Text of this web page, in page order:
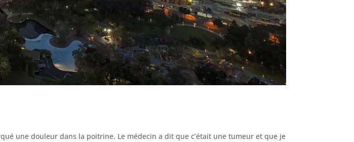
une douleur dans la poitrine. Le médecin a dit que c’était une tumeur et que je